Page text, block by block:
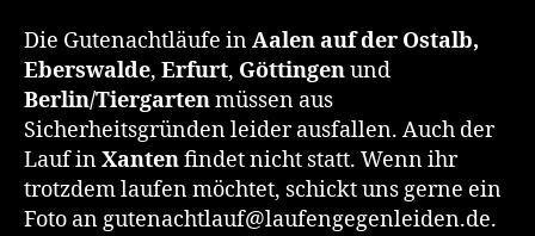
Die Gutenachtläufe inAalen auf der Ostalb,
Eberswalde, Erfurt, Göttingenund
Berlin/Tiergartenmüssen aus
Sicherheitsgründen leider ausfallen. Auch der
Lauf inXantenfindet nicht statt. Wenn ihr
trotzdem laufen möchtet, schickt uns gerne ein
Foto an gutenachtlauf@laufengegenleiden.de.